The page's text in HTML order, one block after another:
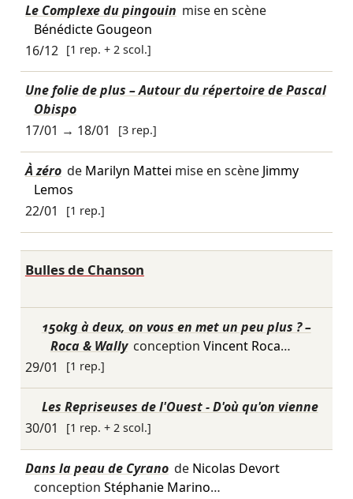
Le Complexe du pingouin mise en scène
Bénédicte Gougeon
16/12 [1 rep. + 2 scol.]
Une folie de plus – Autour du répertoire de Pascal
Obispo
17/01 → 18/01 [3 rep.]
À zéro de Marilyn Mattei mise en scène Jimmy
Lemos
22/01
[1 rep.]
Bulles de Chanson
150kg à deux, on vous en met un peu plus ? –
Roca & Wally conception Vincent Roca…
29/01
[1 rep.]
Les Repriseuses de l'Ouest - D'où qu'on vienne
30/01
[1 rep. + 2 scol.]
Dans la peau de Cyrano de Nicolas Devort
conception Stéphanie Marino…